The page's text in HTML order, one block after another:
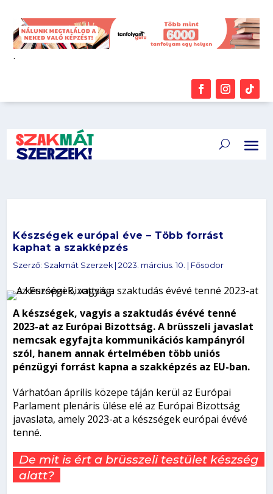
.
Készségek európai éve – Több forrást
kaphat a szakképzés
Szerző: Szakmát Szerzek|2023. március. 10. Fősodor
A készségek, vagyis a szaktudás évévé tenné
2023-at az Európai Bizottság. A brüsszeli javaslat
nemcsak egyfajta kommunikációs kampányról
szól, hanem annak értelmében több uniós
pénzügyi forrást kapna a szakképzés az EU-ban.
Várhatóan április közepe táján kerül az Európai
Parlament plenáris ülése elé az Európai Bizottság
javaslata, amely 2023-at a készségek európai évévé
tenné.
De mit is ért a brüsszeli testület készség
alatt?